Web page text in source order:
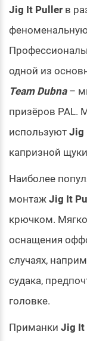
Jig It Puller в
феноменальную
одной из
Team Dubna–
призёров PAL.
используют Jig
капризной
Наиболее
монтаж Jig It
крючком.
оснащения
случаях,
судака,
головке.
Приманки Jig It